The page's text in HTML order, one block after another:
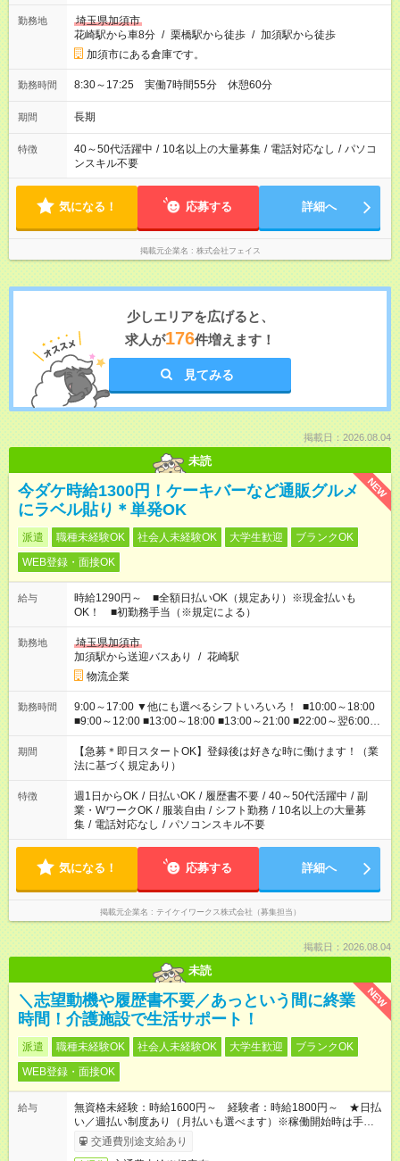
勤務地
埼玉県加須市
花崎駅から車8分 / 栗橋駅から徒歩 / 加須駅から徒歩
加須市にある倉庫です。
勤務時間 8:30～17:25 実働7時間55分 休憩60分
期間 長期
特徴 40～50代活躍中 / 10名以上の大量募集 / 電話対応なし / パソコ
ンスキル不要
気になる！ 応募する 詳細へ
掲載元企業名 株式会社フェイス
少しエリアを広げると、
求人が176件増えます！
見てみる
掲載日：2026.08.04
未読
NEW
今ダケ時給1300円！ケーキバーなど通販グルメ
にラベル貼り＊単発OK
派遣 職種未経験OK 社会人未経験OK 大学生歓迎
ブランクOK
WEB登録・面接OK
給与
時給1290円～ ■全額日払いOK（規定あり）※現金払いも
OK！ ■初勤務手当（※規定による）
勤務地
埼玉県加須市
加須駅から送迎バスあり
/ 花崎駅
物流企業
勤務時間
9:00～17:00 ▼他にも選べるシフトいろいろ！ ■10:00～18:00
■9:00～12:00 ■13:00～18:00 ■13:00～21:00 ■22:00～翌6:00
など あなたの希望を教えてください！
期間
【急募＊即日スタートOK】登録後は好きな時に働けます！（業
法に基づく規定あり）
特徴 週1日からOK / 日払いOK / 履歴書不要 / 40～50代活躍中 / 副
業・WワークOK / 服装自由 / シフト勤務 / 10名以上の大量募
集 / 電話対応なし / パソコンスキル不要
気になる！ 応募する 詳細へ
掲載元企業名 テイケイワークス株式会社（募集担当）
掲載日：2026.08.04
未読
NEW
＼志望動機や履歴書不要／あっという間に終業
時間！介護施設で生活サポート！
派遣 職種未経験OK 社会人未経験OK 大学生歓迎
ブランクOK
WEB登録・面接OK
給与
無資格未経験：時給1600円～ 経験者：時給1800円～ ★日払
い／週払い制度あり（月払いも選べます）※稼働開始時は手続き
完了次第のお支払いとなります。
交通費別途支給あり